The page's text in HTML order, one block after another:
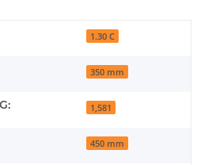
1.30 C
350 mm
1,581
450 mm